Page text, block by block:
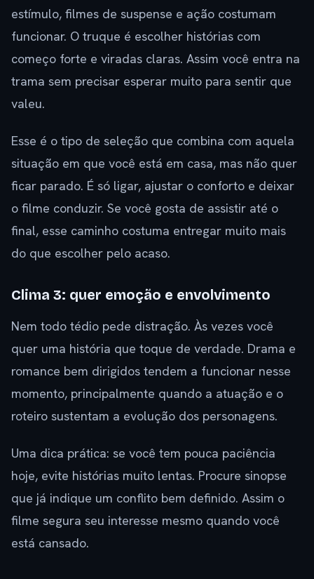
estímulo, filmes de suspense e ação costumam
funcionar. O truque é escolher histórias com
começo forte e viradas claras. Assim você entra na
trama sem precisar esperar muito para sentir que
valeu.
Esse é o tipo de seleção que combina com aquela
situação em que você está em casa, mas não quer
ficar parado. É só ligar, ajustar o conforto e deixar
o filme conduzir. Se você gosta de assistir até o
final, esse caminho costuma entregar muito mais
do que escolher pelo acaso.
Clima 3: quer emoção e envolvimento
Nem todo tédio pede distração. Às vezes você
quer uma história que toque de verdade. Drama e
romance bem dirigidos tendem a funcionar nesse
momento, principalmente quando a atuação e o
roteiro sustentam a evolução dos personagens.
Uma dica prática: se você tem pouca paciência
hoje, evite histórias muito lentas. Procure sinopse
que já indique um conflito bem definido. Assim o
filme segura seu interesse mesmo quando você
está cansado.